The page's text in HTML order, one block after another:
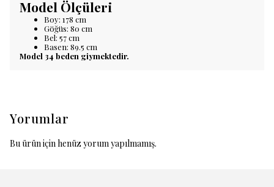
Model Ölçüleri
Boy: 178 cm
Göğüs: 80 cm
Bel: 57 cm
Basen: 89.5 cm
Model 34 beden giymektedir.
Yorumlar
Bu ürün için henüz yorum yapılmamış.